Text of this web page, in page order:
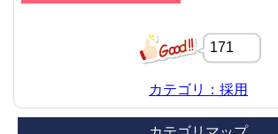
171
カテゴリ：採用